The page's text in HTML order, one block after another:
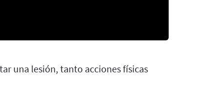
una lesión, tanto acciones físicas